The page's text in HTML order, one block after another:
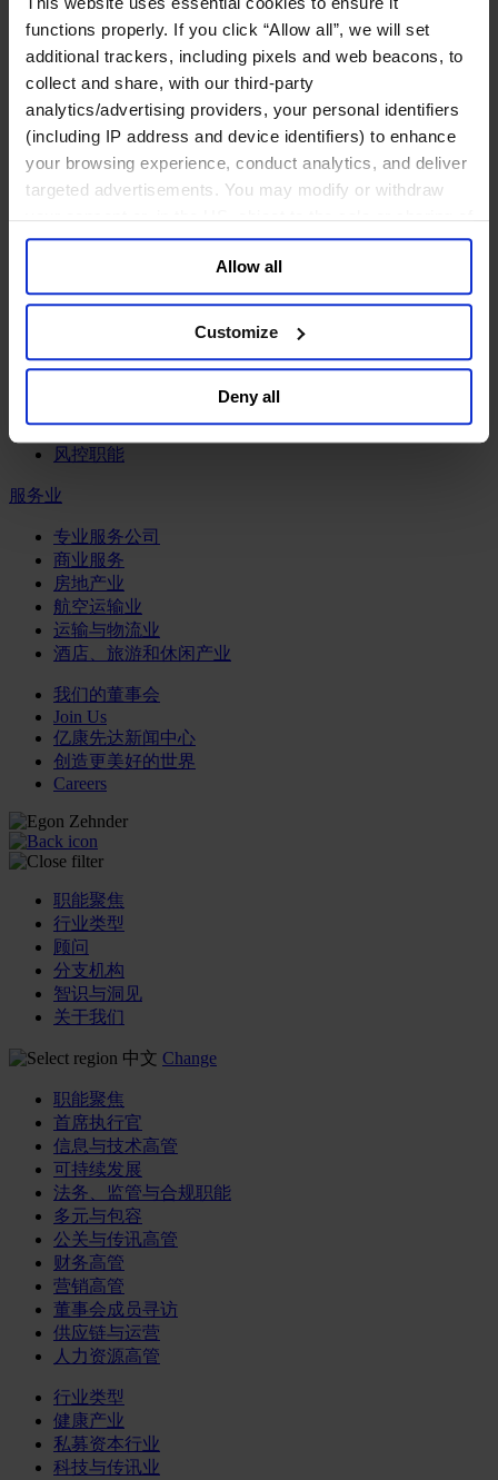
functions properly. If you click “Allow all”, we will set
additional trackers, including pixels and web beacons, to
collect and share, with our third-party
analytics/advertising providers, your personal identifiers
(including IP address and device identifiers) to enhance
your browsing experience, conduct analytics, and deliver
targeted advertisements. You may modify or withdraw
your consent or, in the US, object to the sale or sharing of
your data for targeted advertising, by clicking “Do Not
Sell or Share My Personal Information” in the footer of
the website. You must opt-out of each device and each
browser. For additional information and retention terms
general collection and use of personal information see
Allow all
Customize
Deny all
工业
化工与过程工业咨询团队
机械与工业技术
汽车与交通设备
能源业
金属与矿业
金融服务业
主权财富基金
保险业
投资银行、企业银行与金融市场
私募股权投资行业
财富管理
零售金融服务
风控职能
服务业
专业服务公司
商业服务
房地产业
航空运输业
运输与物流业
酒店、旅游和休闲产业
我们的董事会
Join Us
亿康先达新闻中心
创造更美好的世界
Careers
职能聚焦
行业类型
顾问
分支机构
智识与洞见
关于我们
中文 Change
职能聚焦
首席执行官
信息与技术高管
可持续发展
法务、监管与合规职能
多元与包容
公关与传讯高管
财务高管
营销高管
董事会成员寻访
供应链与运营
人力资源高管
行业类型
健康产业
私募资本行业
科技与传讯业